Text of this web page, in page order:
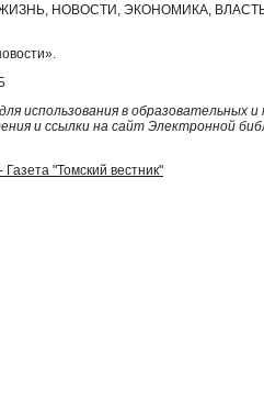
НОВОСТИ, ЭКОНОМИКА,
использования в образовательных и
и ссылки на сайт Электронной
Газета "Томский вестник"